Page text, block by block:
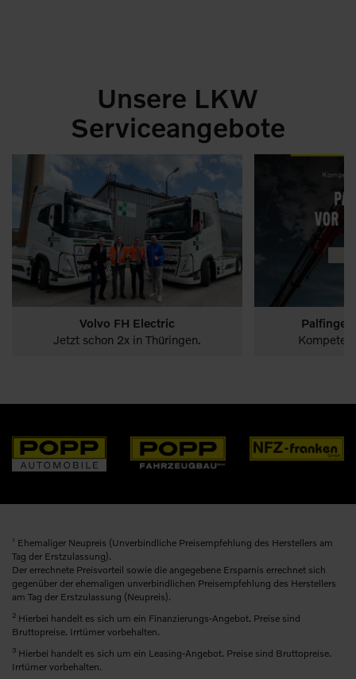
Unsere LKW
Serviceangebote
Volvo FH Electric
Jetzt schon 2x in Thüringen.
Palfinger
1 Ehemaliger Neupreis (Unverbindliche Preisempfehlung des Herstellers am
Tag der Erstzulassung).
Der errechnete Preisvorteil sowie die angegebene Ersparnis errechnet sich
gegenüber der ehemaligen unverbindlichen Preisempfehlung des Herstellers
am Tag der Erstzulassung (Neupreis).
2 Hierbei handelt es sich um ein Finanzierungs-Angebot. Preise sind
Bruttopreise. Irrtümer vorbehalten.
3 Hierbei handelt es sich um ein Leasing-Angebot. Preise sind Bruttopreise.
Irrtümer vorbehalten.